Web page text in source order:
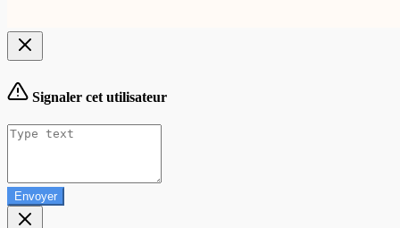
Signaler cet utilisateur
Envoyer